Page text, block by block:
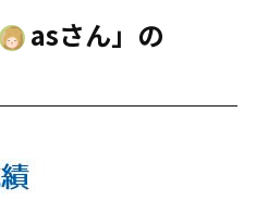
asさん」の